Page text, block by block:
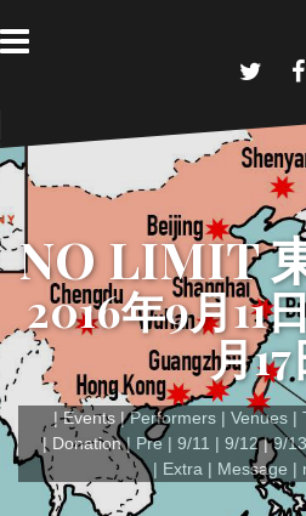
ン
ス
ッ
プ
i
t
t
e
c
k
NO LIMIT
2016年9月11
月17
Events Performers Venues
Donation
Pre 9/11 9/12 9/13
Extra
Message